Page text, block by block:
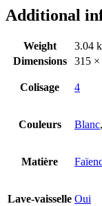
Additional
Weight
3.04
Dimensions
315 ×
Colisage 4
Couleurs Blanc,
Matière
Lave-vaisselle Oui